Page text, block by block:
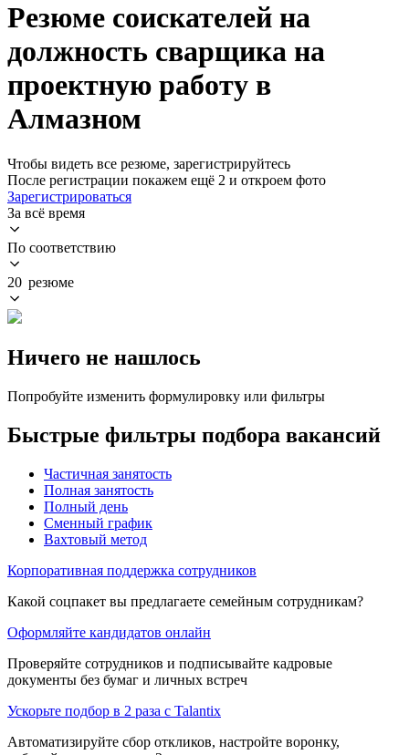
Резюме соискателей на
должность сварщика на
проектную работу в
Алмазном
Чтобы видеть все резюме, зарегистрируйтесь
После регистрации покажем ещё 2 и откроем фото
Зарегистрироваться
За всё время
По соответствию
20 резюме
Ничего не нашлось
Попробуйте изменить формулировку или фильтры
Быстрые фильтры подбора вакансий
Частичная занятость
Полная занятость
Полный день
Сменный график
Вахтовый метод
Корпоративная поддержка сотрудников
Какой соцпакет вы предлагаете семейным сотрудникам?
Оформляйте кандидатов онлайн
Проверяйте сотрудников и подписывайте кадровые
документы без бумаг и личных встреч
Ускорьте подбор в 2 раза с Talantix
Автоматизируйте сбор откликов, настройте воронку,